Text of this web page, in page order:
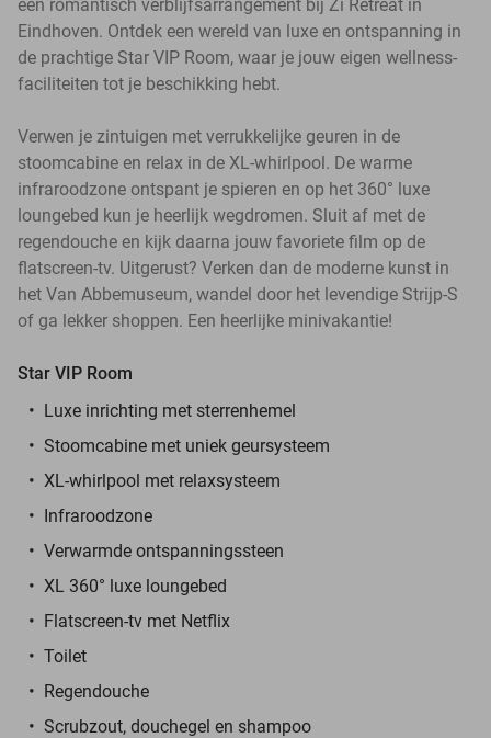
een romantisch verblijfsarrangement bij Zí Retreat in
Eindhoven. Ontdek een wereld van luxe en ontspanning in
de prachtige Star VIP Room, waar je jouw eigen wellness-
faciliteiten tot je beschikking hebt.
Verwen je zintuigen met verrukkelijke geuren in de
stoomcabine en relax in de XL-whirlpool. De warme
infraroodzone ontspant je spieren en op het 360° luxe
loungebed kun je heerlijk wegdromen. Sluit af met de
regendouche en kijk daarna jouw favoriete film op de
flatscreen-tv. Uitgerust? Verken dan de moderne kunst in
het Van Abbemuseum, wandel door het levendige Strijp-S
of ga lekker shoppen. Een heerlijke minivakantie!
Star VIP Room
Luxe inrichting met sterrenhemel
Stoomcabine met uniek geursysteem
XL-whirlpool met relaxsysteem
Infraroodzone
Verwarmde ontspanningssteen
XL 360° luxe loungebed
Flatscreen-tv met Netflix
Toilet
Regendouche
Scrubzout, douchegel en shampoo